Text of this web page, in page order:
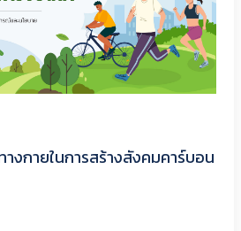
งกายในการสร้างสังคมคาร์บอน